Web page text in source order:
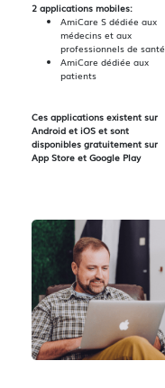
2 applications mobiles:
AmiCare S dédiée aux
médecins et aux
professionnels de santé
AmiCare dédiée aux
patients
Ces applications existent sur
Android et iOS et sont
disponibles gratuitement sur
App Store et Google Play